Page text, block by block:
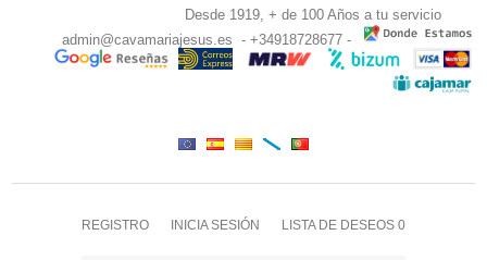
Desde 1919, + de 100 Años a tu servicio
admin@cavamariajesus.es
- +34918728677 -
REGISTRO INICIA SESIÓN LISTA DE DESEOS 0